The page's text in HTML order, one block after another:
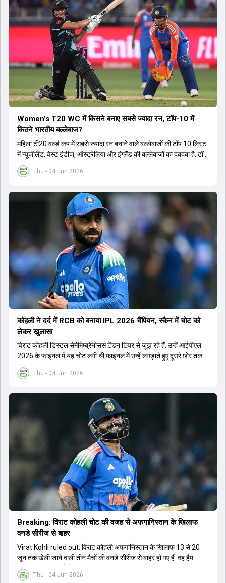
Thu - 04 Jun 2026
Women’s T20 WC में किसने बनाए सबसे ज्यादा रन, टॉप-10 में
कितने भारतीय बल्लेबाज?
महिला टी20 वर्ल्ड कप में सबसे ज्यादा रन बनाने वाले बल्लेबाजों की टॉप 10 लिस्ट
में न्यूजीलैंड, वेस्ट इंडीज, ऑस्ट्रेलिया और इंग्लैंड की बल्लेबाजों का दबदबा है. टॉप
10 लिस्ट में तीन ऑस्ट्रेलियाई खिलाड़ी शामिल हैं. न्यूजीलैंड की दो और वेस्ट
इंडीज की दो खिलाड़ी भी इस लिस्ट में जगह बनाने में कामयाब रही हैं.
Thu - 04 Jun 2026
कोहली ने दर्द में RCB को बनाया IPL 2026 चैंप‍ियन, स्कैन में चोट को
लेकर खुलासा
विराट कोहली डिस्टल सेमीमेम्ब्रेनोसस टेंडन टियर से जूझ रहे हैं. उन्हें आईपीएल
2026 के फाइनल में यह चोट लगी थी.फाइनल में उन्हें लंगड़ाते हुए दूसरे छोर तक
जाते हुए भी देखा गया था.
Thu - 04 Jun 2026
Breaking: विराट कोहली चोट की वजह से अफगान‍िस्तान के ख‍िलाफ
वनडे सीरीज से बाहर
Virat Kohli ruled out: विराट कोहली अफगान‍िस्तान के ख‍िलाफ 13 से 20
जून तक खेली जाने वाली तीन मैचों की वनडे सीरीज से बाहर हो गए हैं. वह हैमस्ट्रिंग
की चोट से जूझ रहे हैं.